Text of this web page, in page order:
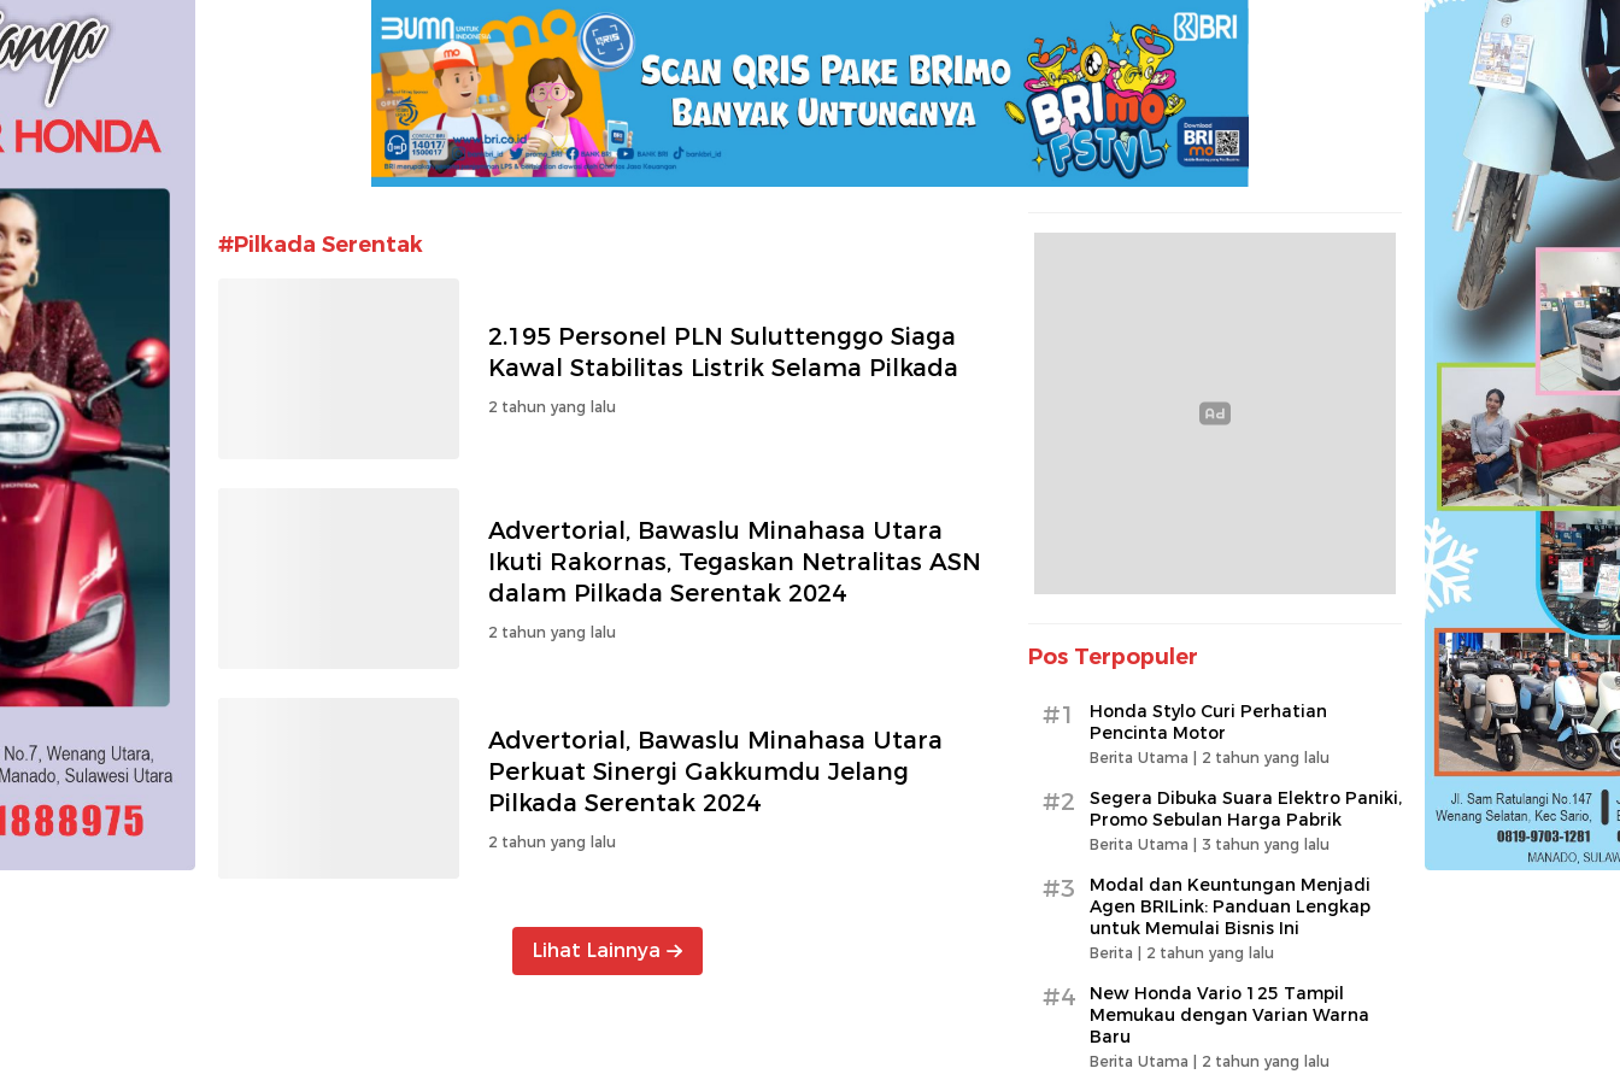
#Pilkada Serentak
2.195 Personel PLN Suluttenggo Siaga
Kawal Stabilitas Listrik Selama Pilkada
2 tahun yang lalu
Advertorial, Bawaslu Minahasa Utara
Ikuti Rakornas, Tegaskan Netralitas ASN
dalam Pilkada Serentak 2024
2 tahun yang lalu
Advertorial, Bawaslu Minahasa Utara
Perkuat Sinergi Gakkumdu Jelang
Pilkada Serentak 2024
2 tahun yang lalu
Lihat Lainnya
Pos Terpopuler
#1
Honda Stylo Curi Perhatian
Pencinta Motor
Berita Utama | 2 tahun yang lalu
#2
Segera Dibuka Suara Elektro Paniki,
Promo Sebulan Harga Pabrik
Berita Utama | 3 tahun yang lalu
#3
Modal dan Keuntungan Menjadi
Agen BRILink: Panduan Lengkap
untuk Memulai Bisnis Ini
Berita | 2 tahun yang lalu
#4
New Honda Vario 125 Tampil
Memukau dengan Varian Warna
Baru
Berita Utama | 2 tahun yang lalu